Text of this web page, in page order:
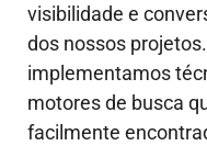
visibilidade e
dos nossos
implementamos
motores de busca
facilmente